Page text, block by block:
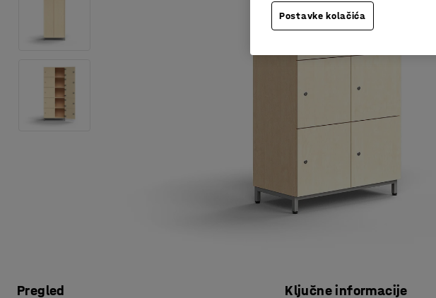
Pregled Ključne informacije
Postavke kolačića